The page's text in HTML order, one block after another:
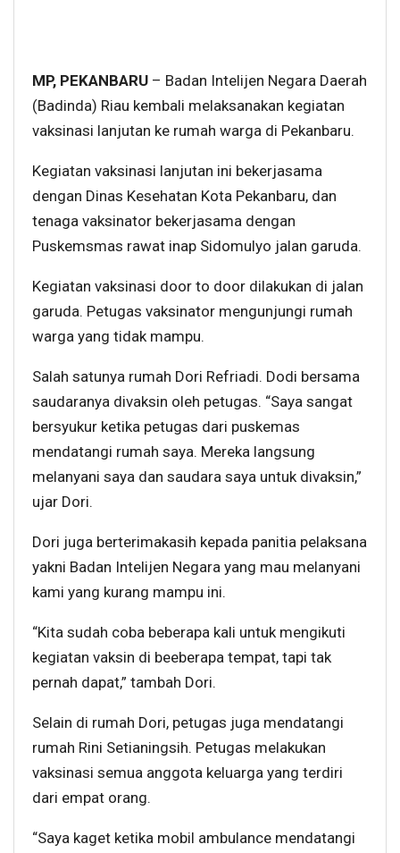
MP, PEKANBARU – Badan Intelijen Negara Daerah
(Badinda) Riau kembali melaksanakan kegiatan
vaksinasi lanjutan ke rumah warga di Pekanbaru.
Kegiatan vaksinasi lanjutan ini bekerjasama
dengan Dinas Kesehatan Kota Pekanbaru, dan
tenaga vaksinator bekerjasama dengan
Puskemsmas rawat inap Sidomulyo jalan garuda.
Kegiatan vaksinasi door to door dilakukan di jalan
garuda. Petugas vaksinator mengunjungi rumah
warga yang tidak mampu.
Salah satunya rumah Dori Refriadi. Dodi bersama
saudaranya divaksin oleh petugas. “Saya sangat
bersyukur ketika petugas dari puskemas
mendatangi rumah saya. Mereka langsung
melanyani saya dan saudara saya untuk divaksin,”
ujar Dori.
Dori juga berterimakasih kepada panitia pelaksana
yakni Badan Intelijen Negara yang mau melanyani
kami yang kurang mampu ini.
“Kita sudah coba beberapa kali untuk mengikuti
kegiatan vaksin di beeberapa tempat, tapi tak
pernah dapat,” tambah Dori.
Selain di rumah Dori, petugas juga mendatangi
rumah Rini Setianingsih. Petugas melakukan
vaksinasi semua anggota keluarga yang terdiri
dari empat orang.
“Saya kaget ketika mobil ambulance mendatangi